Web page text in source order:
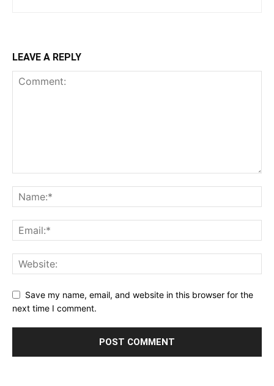
LEAVE A REPLY
Save my name, email, and website in this browser for the
next time I comment.